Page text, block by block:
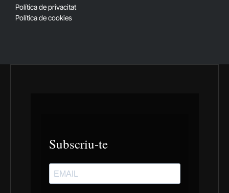
Política de privacitat
Política de cookies